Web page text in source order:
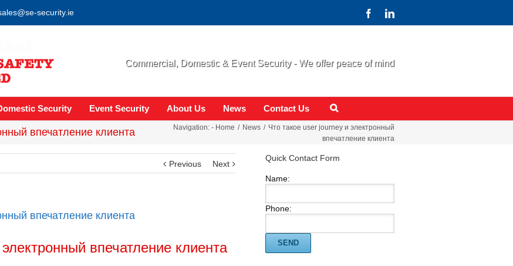
security.ie
Commercial, Domestic & Event Security - We offer peace of mind
Security Event Security About Us News Contact Us
впечатление клиента Navigation: - Home News
Что такое user journey и электронный
впечатление клиента
Previous Next
впечатление клиента
впечатление клиента
Quick Contact Form
Name:
Phone: